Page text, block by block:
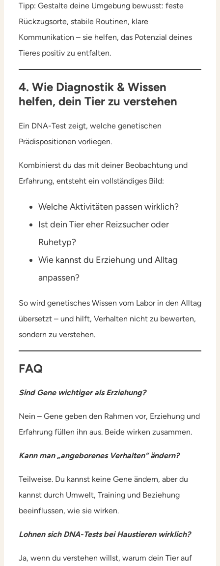
Tipp: Gestalte deine Umgebung bewusst: feste
Rückzugsorte, stabile Routinen, klare
Kommunikation – sie helfen, das Potenzial deines
Tieres positiv zu entfalten.
4. Wie Diagnostik & Wissen
helfen, dein Tier zu verstehen
Ein DNA-Test zeigt, welche genetischen
Prädispositionen vorliegen.
Kombinierst du das mit deiner Beobachtung und
Erfahrung, entsteht ein vollständiges Bild:
Welche Aktivitäten passen wirklich?
Ist dein Tier eher Reizsucher oder
Ruhetyp?
Wie kannst du Erziehung und Alltag
anpassen?
So wird genetisches Wissen vom Labor in den Alltag
übersetzt – und hilft, Verhalten nicht zu bewerten,
sondern zu verstehen.
FAQ
Sind Gene wichtiger als Erziehung?
Nein – Gene geben den Rahmen vor, Erziehung und
Erfahrung füllen ihn aus. Beide wirken zusammen.
Kann man „angeborenes Verhalten“ ändern?
Teilweise. Du kannst keine Gene ändern, aber du
kannst durch Umwelt, Training und Beziehung
beeinflussen, wie sie wirken.
Lohnen sich DNA-Tests bei Haustieren wirklich?
Ja, wenn du verstehen willst, warum dein Tier auf